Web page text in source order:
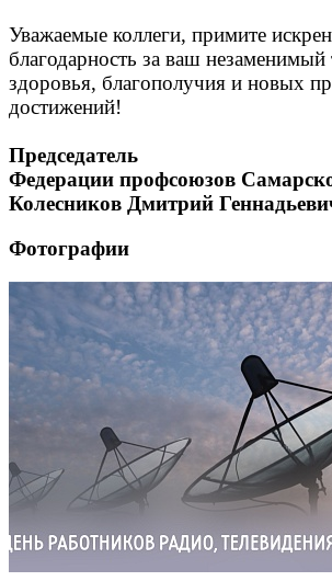
Уважаемые коллеги, примите
благодарность за ваш
здоровья, благополучия и новых
достижений!
Председатель
Федерации профсоюзов
Колесников Дмитрий
Фотографии